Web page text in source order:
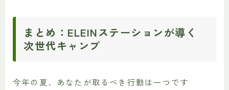
まとめ：ELEINステーションが導く
次世代キャンプ
今年の夏、あなたが取るべき行動は一つです